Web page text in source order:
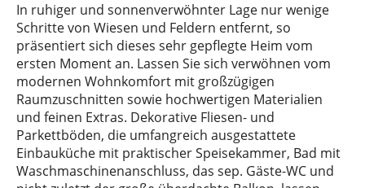
In ruhiger und sonnenverwöhnter Lage nur wenige
Schritte von Wiesen und Feldern entfernt, so
präsentiert sich dieses sehr gepflegte Heim vom
ersten Moment an. Lassen Sie sich verwöhnen vom
modernen Wohnkomfort mit großzügigen
Raumzuschnitten sowie hochwertigen Materialien
und feinen Extras. Dekorative Fliesen- und
Parkettböden, die umfangreich ausgestattete
Einbauküche mit praktischer Speisekammer, Bad mit
Waschmaschinenanschluss, das sep. Gäste-WC und